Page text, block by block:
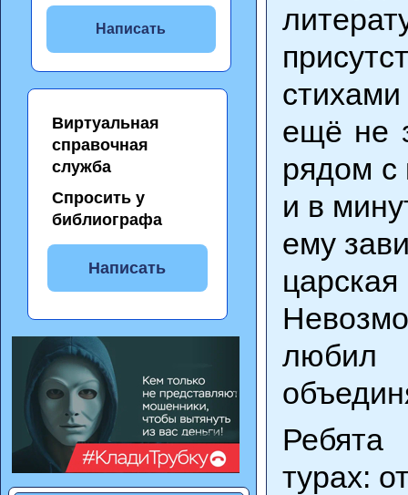
Написать
Виртуальная
справочная
служба
Спросить у
библиографа
Написать
ещё не
рядом
и в
ему
любил
Ребята
турах: